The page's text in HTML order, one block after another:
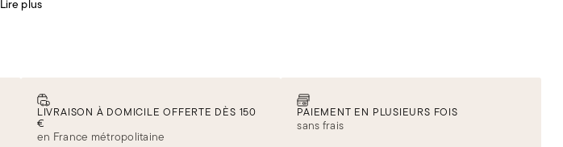
Lire plus
LIVRAISON À DOMICILE OFFERTE DÈS 150
€
en France métropolitaine
PAIEMENT EN PLUSIEURS FOIS
sans frais